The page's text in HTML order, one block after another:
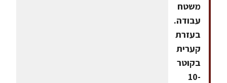
משטח
עבודה.
בעזרת
קערית
בקוטר
10-